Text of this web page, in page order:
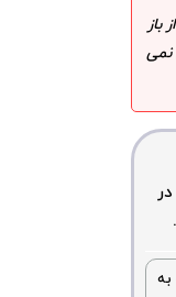
نمی
نسبت به